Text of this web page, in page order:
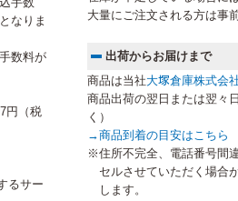
手数
なりま
数料が
円（税
るサー
大量にご注文される方は事
出荷からお届けまで
商品は当社大塚倉庫株式会
商品出荷の翌日または翌々
く）
→商品到着の目安はこちら
※住所不完全、電話番号間
セルさせていただく場合
します。